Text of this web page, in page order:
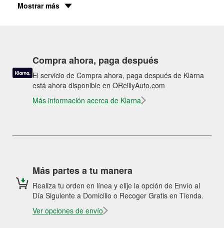
Mostrar más
Compra ahora, paga después
El servicio de Compra ahora, paga después de Klarna
está ahora disponible en OReillyAuto.com
Más información acerca de Klarna
Más partes a tu manera
Realiza tu orden en línea y elije la opción de Envío al
Día Siguiente a Domicilio o Recoger Gratis en Tienda.
Ver opciones de envío